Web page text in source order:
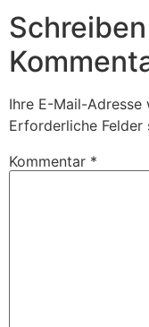
Ihre E-Mail-
Erforderliche Felder
Kommentar *